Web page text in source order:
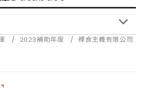
/ 2023補助年度 / 裸食主義有限公司